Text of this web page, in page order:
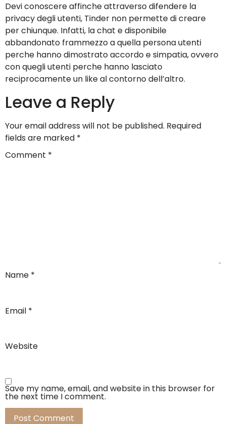
Devi conoscere affinche attraverso difendere la
privacy degli utenti, Tinder non permette di creare
per chiunque. Infatti, la chat e disponibile
abbandonato frammezzo a quella persona utenti
perche hanno dimostrato accordo e simpatia, ovvero
con quegli utenti perche hanno lasciato
reciprocamente un like al contorno dell’altro.
Leave a Reply
Your email address will not be published. Required
fields are marked *
Comment *
Name *
Email *
Website
Save my name, email, and website in this browser for
the next time I comment.